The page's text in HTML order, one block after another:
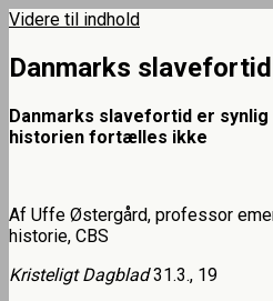
Videre til indhold
Uffe Østergaard
Danmarks
Danmarks slavefortid er
historien fortælles ikke
Af Uffe Østergård, professor
historie, CBS
Kristeligt Dagblad31.3., 19